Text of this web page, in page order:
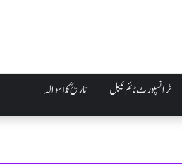
ٹرانسپورٹ ٹائم ٹیبل تاریخ کلاسوالہ